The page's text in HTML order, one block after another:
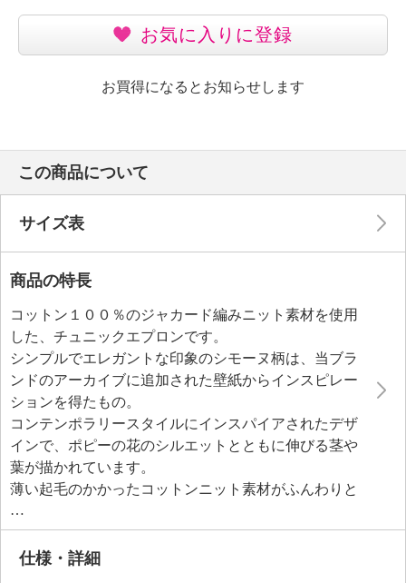
お気に入りに登録
お買得になるとお知らせします
この商品について
サイズ表
商品の特長
コットン１００％のジャカード編みニット素材を使用
した、チュニックエプロンです。
シンプルでエレガントな印象のシモーヌ柄は、当ブラ
ンドのアーカイブに追加された壁紙からインスピレー
ションを得たもの。
コンテンポラリースタイルにインスパイアされたデザ
インで、ポピーの花のシルエットとともに伸びる茎や
葉が描かれています。
薄い起毛のかかったコットンニット素材がふんわりと
した暖かさを演出。
ニット素材なので横に伸びて動きやすく、チュニック
のようにお部屋の中でもおしゃれに着用できます。
仕様・詳細